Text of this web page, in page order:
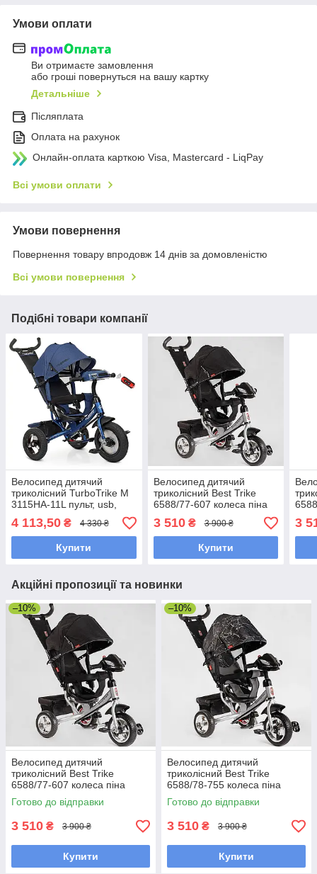
Умови оплати
Ви отримаєте замовлення
або гроші повернуться на вашу картку
Детальніше
Післяплата
Оплата на рахунок
Онлайн-оплата карткою Visa, Mastercard - LiqPay
Всі умови оплати
Умови повернення
Повернення товару впродовж 14 днів за домовленістю
Всі умови повернення
Подібні товари компанії
Велосипед дитячий
триколісний TurboTrike M
3115HA-11L пульт, usb,
надувні, синій
4 113,50 ₴ 4 330 ₴
Купити
Велосипед дитячий
триколісний Best Trike
6588/77-607 колеса піна
25/20 см, музична фара
USB, чорний
3 510₴ 3 900 ₴
Купити
3
Акційні пропозиції та новинки
–10%
Велосипед дитячий
триколісний Best Trike
6588/77-607 колеса піна
25/20 см, музична фара USB,
чорний
Готово до відправки
3 510 ₴ 3 900 ₴
Купити
–10%
Велосипед дитячий
триколісний Best Trike
6588/78-755 колеса піна
25/20 см, музична фара USB,
чорний
Готово до відправки
3 510 ₴ 3 900 ₴
Купити